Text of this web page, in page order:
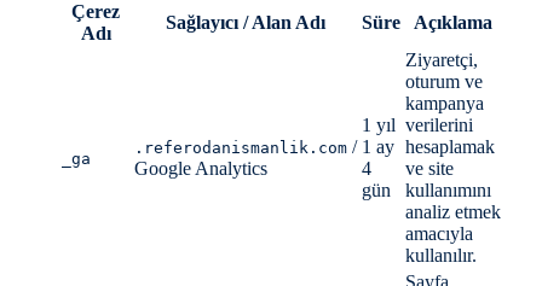
Çerez
Adı
Sağlayıcı / Alan Adı Süre Açıklama
_ga
.referodanismanlik.com /
Google Analytics
1 yıl
1 ay
4
gün
Ziyaretçi,
oturum ve
kampanya
verilerini
hesaplamak
ve site
kullanımını
analiz etmek
amacıyla
kullanılır.
Sayfa